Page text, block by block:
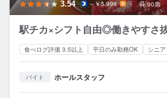
3.54 ～￥5,999 － 90席
駅チカ×シフト自由◎働きやすさ
食べログ評価 3.5以上 平日のみ勤務OK シニ
バイト ホールスタッフ